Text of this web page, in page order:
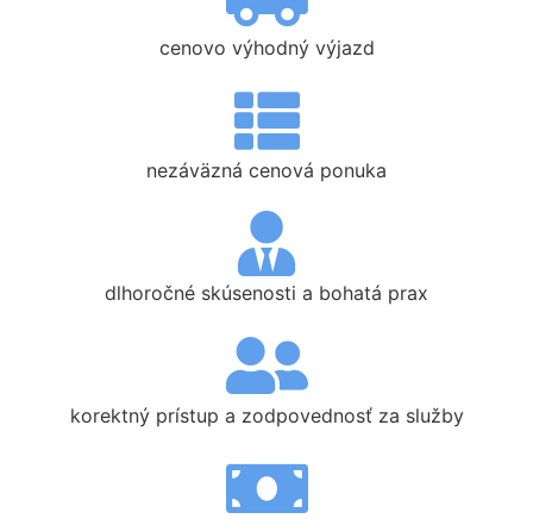
cenovo výhodný výjazd
nezáväzná cenová ponuka
dlhoročné skúsenosti a bohatá prax
korektný prístup a zodpovednosť za služby